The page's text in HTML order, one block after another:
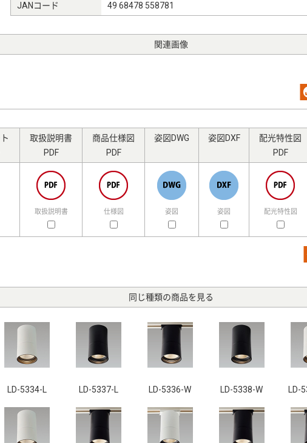
JANコード
49 68478 558781
関連画像
取扱説明書
PDF
商品仕様図
PDF
姿図DWG 姿図DXF
配光特性図
PDF
取扱説明書 仕様図 姿図 姿図 配光特性図
同じ種類の商品を見る
LD-5334-L LD-5337-L LD-5336-W LD-5338-W LD-